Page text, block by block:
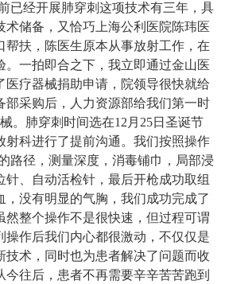
已经开展肺穿刺这项技术有三年，具
术储备，又恰巧上海公利医院陈玮医
帮扶，陈医生原本从事放射工作，在
。一拍即合之下，我立即通过金山医
医疗器械捐助申请，院领导很快就给
部采购后，人力资源部给我们第一时
。肺穿刺时间选在12月25日圣诞节
射科进行了提前沟通。我们按照操作
路径，测量深度，消毒铺巾，局部浸
针、自动活检针，最后开枪成功取组
，没有明显的气胸，我们成功完成了
然整个操作不是很快速，但过程可谓
操作后我们内心都很激动，不仅仅是
技术，同时也为患者解决了问题而收
今往后，患者不再需要辛辛苦苦跑到